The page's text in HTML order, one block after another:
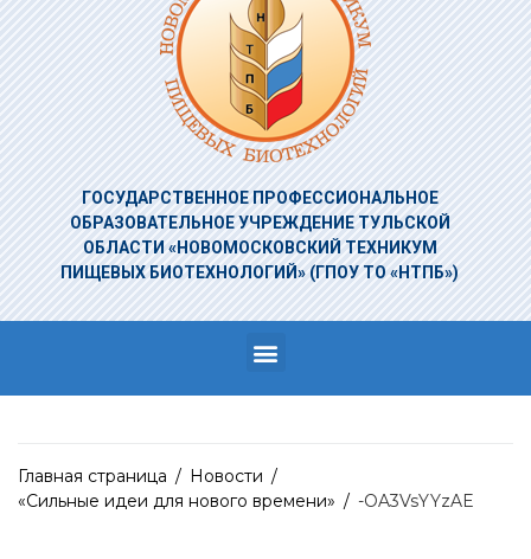
ГОСУДАРСТВЕННОЕ ПРОФЕССИОНАЛЬНОЕ
ОБРАЗОВАТЕЛЬНОЕ УЧРЕЖДЕНИЕТУЛЬСКОЙ
ОБЛАСТИ «НОВОМОСКОВСКИЙ ТЕХНИКУМ
ПИЩЕВЫХ БИОТЕХНОЛОГИЙ» (ГПОУ ТО «НТПБ»)
Главная страница / Новости /
«Сильные идеи для нового времени» / -OA3VsYYzAE